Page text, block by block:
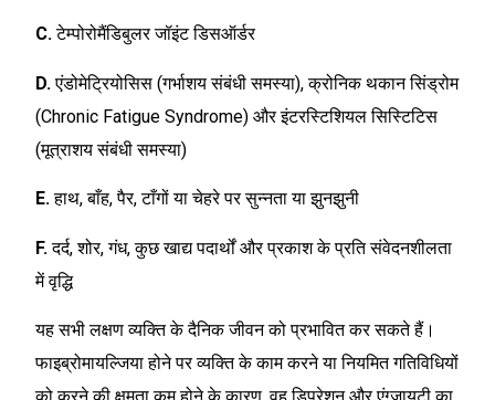
C.टेम्पोरोमैंडिबुलर जॉइंट डिसऑर्डर
D.एंडोमेट्रियोसिस (गर्भाशय संबंधी समस्‍या), क्रोनिक थकान सिंड्रोम
(Chronic Fatigue Syndrome) और इंटरस्टिशियल सिस्टिटिस
(मूत्राशय संबंधी समस्या)
E.हाथ, बाँह, पैर, टाँगों या चेहरे पर सुन्नता या झुनझुनी
F.दर्द, शोर, गंध, कुछ खाद्य पदार्थों और प्रकाश के प्रति संवेदनशीलता
में वृद्धि
यह सभी लक्षण व्यक्ति के दैनिक जीवन को प्रभावित कर सकते हैं।
फाइब्रोमायल्जिया होने पर व्यक्ति के काम करने या नियमित गतिविधियों